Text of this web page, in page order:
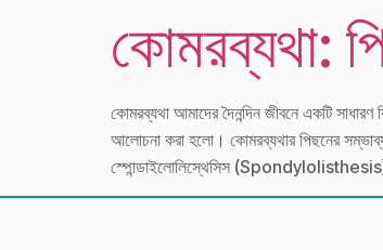
কোমরব্যথা:
কোমরব্যথা আমাদের দৈনন্দিন জীবনে একটি
আলোচনা করা হলো। কোমরব্যথার পিছনের
স্পোন্ডাইলোলিস্থেসিস